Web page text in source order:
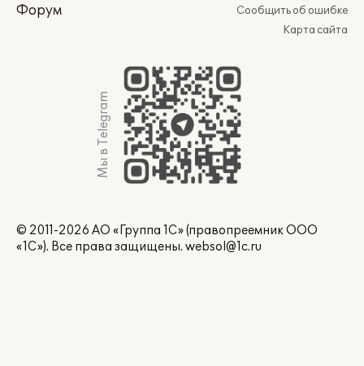
Форум
Сообщить об ошибке
Карта сайта
Мы в Telegram
© 2011-2026 АО «Группа 1С» (правопреемник ООО
«1С»). Все права защищены. websol@1c.ru